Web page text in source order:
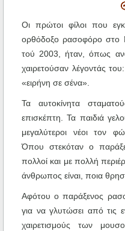
Οι πρώτοι φίλοι που
ορθόδοξο ρασοφόρο στο
τού 2003, ήταν, όπως
χαιρετούσαν λέγοντάς
«ειρήνη σε σένα».
Τα αυτοκίνητα
επισκέπτη. Τα παιδιά
μεγαλύτεροι νέοι τον
Όπου στεκόταν ο
πολλοί και με πολλή
άνθρωπος είναι, ποια
Αφότου ο παράξενος
για να γλυτώσει από τις
χαιρετισμούς των